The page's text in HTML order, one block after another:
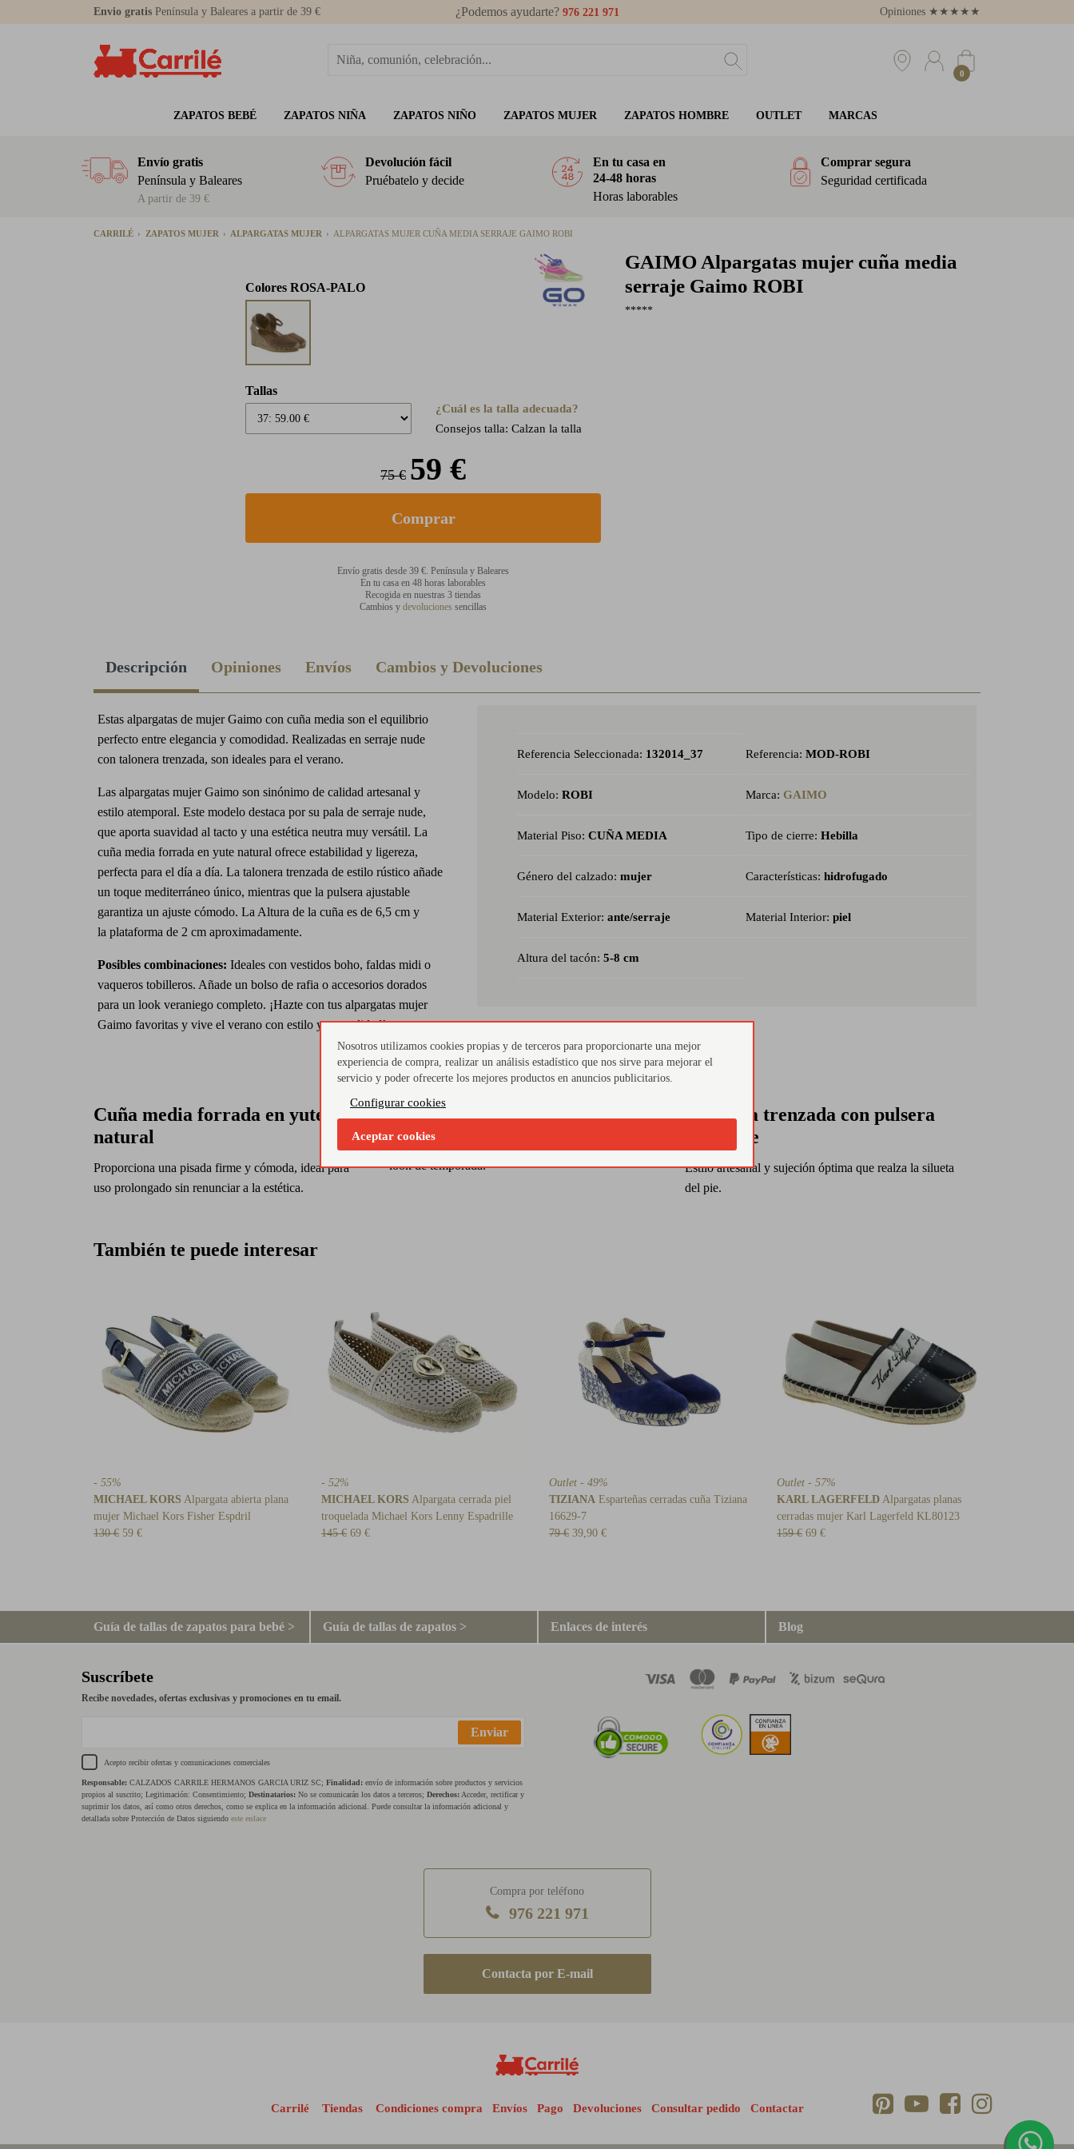
Envio gratis Península y Baleares a partir de 39 € ¿Podemos ayudarte? 976 221 971 Opiniones ★ ★ ★ ★ ★
0
ZAPATOS BEBÉ ZAPATOS NIÑA ZAPATOS NIÑO ZAPATOS MUJER ZAPATOS HOMBRE OUTLET MARCAS
Envío gratis
Península y Baleares
A partir de 39 €
Devolución fácil
Pruébatelo y decide
En tu casa en
24-48 horas
Horas laborables
Comprar segura
Seguridad certificada
CARRILÉ ZAPATOS MUJER ALPARGATAS MUJER ALPARGATAS MUJER CUÑA MEDIA SERRAJE GAIMO ROBI
GAIMO Alpargatas mujer cuña media
serraje Gaimo ROBI
*****
Colores ROSA-PALO
Tallas
¿Cuál es la talla adecuada?
Consejos talla: Calzan la talla
75 € 59 €
Envío gratis desde 39 €. Península y Baleares
En tu casa en 48 horas laborables
Recogida en nuestras 3 tiendas
Cambios y devoluciones sencillas
Descripción Opiniones Envíos Cambios y Devoluciones
Referencia Seleccionada: 132014_37 Referencia: MOD-ROBI
Modelo: ROBI Marca: GAIMO
Material Piso: CUÑA MEDIA Tipo de cierre: Hebilla
Género del calzado: mujer Características: hidrofugado
Material Exterior: ante/serraje Material Interior: piel
Altura del tacón: 5-8 cm
Estas alpargatas de mujer Gaimo con cuña media son el equilibrio
perfecto entre elegancia y comodidad. Realizadas en serraje nude
con talonera trenzada, son ideales para el verano.
Las alpargatas mujer Gaimo son sinónimo de calidad artesanal y
estilo atemporal. Este modelo destaca por su pala de serraje nude,
que aporta suavidad al tacto y una estética neutra muy versátil. La
cuña media forrada en yute natural ofrece estabilidad y ligereza,
perfecta para el día a día. La talonera trenzada de estilo rústico añade
un toque mediterráneo único, mientras que la pulsera ajustable
garantiza un ajuste cómodo. La Altura de la cuña es de 6,5 cm y
la plataforma de 2 cm aproximadamente.
Posibles combinaciones: Ideales con vestidos boho, faldas midi o
vaqueros tobilleros. Añade un bolso de rafia o accesorios dorados
para un look veraniego completo. ¡Hazte con tus alpargatas mujer
Gaimo favoritas y vive el verano con estilo y comodidad!
Cuña media forrada en yute
natural
Proporciona una pisada firme y cómoda, ideal para
uso prolongado sin renunciar a la estética.
Pala en serraje nude
look de temporada.
Talonera trenzada con pulsera
ajustable
Estilo artesanal y sujeción óptima que realza la silueta
del pie.
También te puede interesar
- 55%
MICHAEL KORS Alpargata abierta plana
mujer Michael Kors Fisher Espdril
130 € 59 €
- 52%
MICHAEL KORS Alpargata cerrada piel
troquelada Michael Kors Lenny Espadrille
145 € 69 €
Outlet - 49%
TIZIANA Esparteñas cerradas cuña Tiziana
16629-7
79 € 39,90 €
Outlet - 57%
KARL LAGERFELD Alpargatas planas
cerradas mujer Karl Lagerfeld KL80123
159 € 69 €
Guía de tallas de zapatos para bebé > Guía de tallas de zapatos > Enlaces de interés Blog
Suscríbete
Recibe novedades, ofertas exclusivas y promociones en tu email.
Enviar
Acepto recibir ofertas y comunicaciones comerciales
Responsable: CALZADOS CARRILE HERMANOS GARCIA URIZ SC; Finalidad: envío de información sobre productos y servicios
propios al suscrito; Legitimación: Consentimiento; Destinatarios: No se comunicarán los datos a terceros; Derechos: Acceder, rectificar y
suprimir los datos, así como otros derechos, como se explica en la información adicional. Puede consultar la información adicional y
detallada sobre Protección de Datos siguiendo este enlace
Compra por teléfono
976 221 971
E-mail
Carrilé Tiendas Condiciones compra Envíos Pago Devoluciones Consultar pedido Contactar
Nosotros utilizamos cookies propias y de terceros para proporcionarte una mejor
experiencia de compra, realizar un análisis estadístico que nos sirve para mejorar el
servicio y poder ofrecerte los mejores productos en anuncios publicitarios.
Configurar cookies
Aceptar cookies